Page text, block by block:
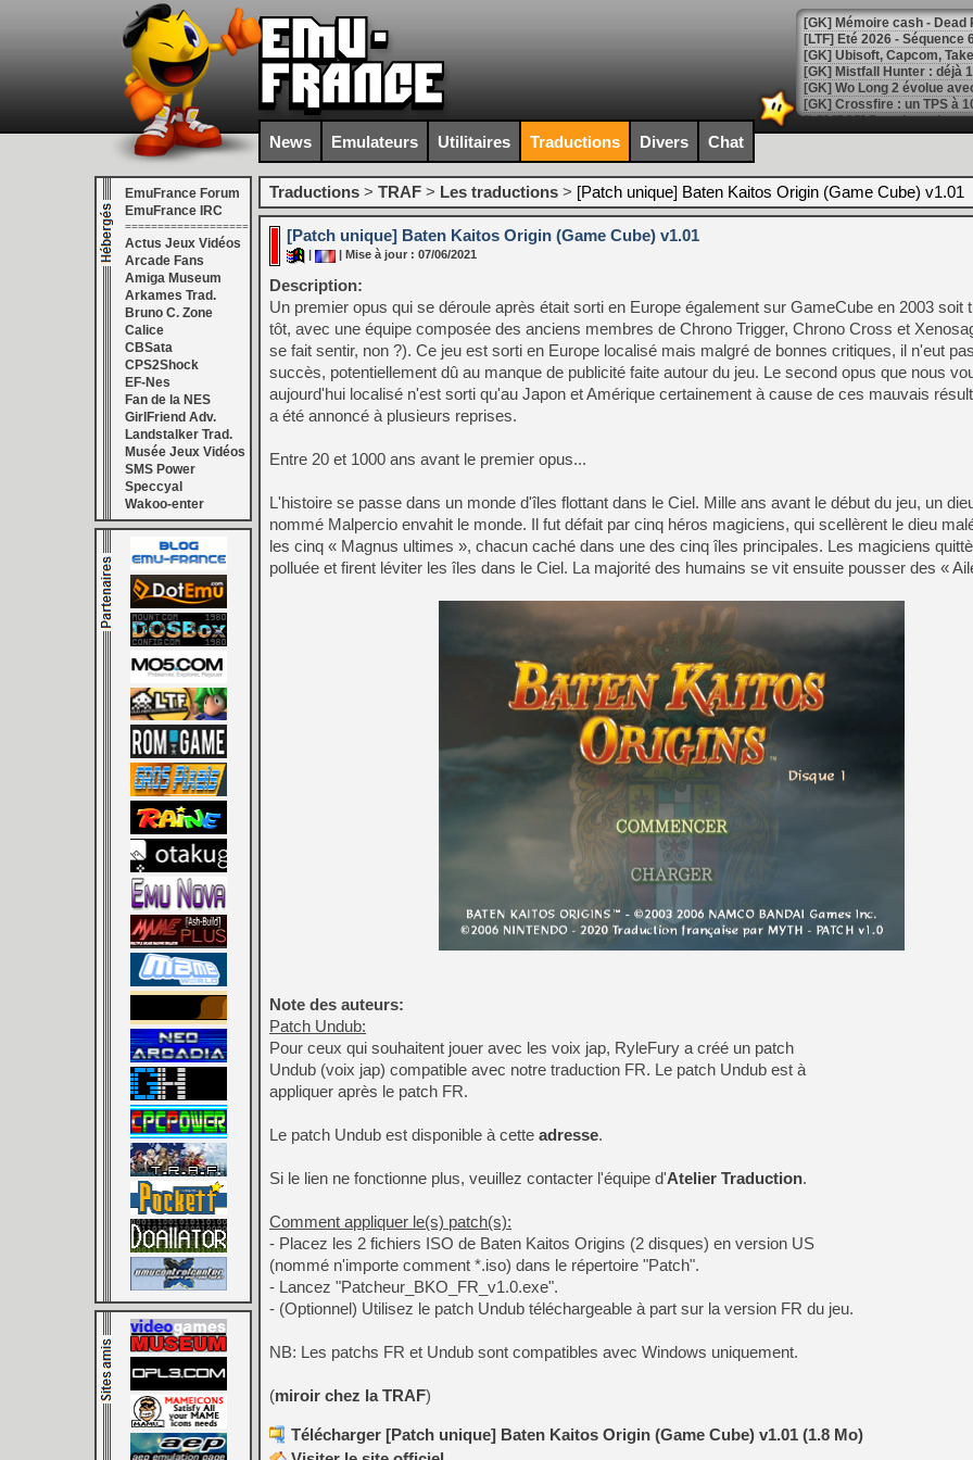
[LTF] Eté 2026 - Séquence
[GK] Mistfall Hunter : déjà
[GK] Wo Long 2 évolue
[GK] Crossfire : un TPS à
[LS] [PS5] Premiers
[Mo5] DOOM arrive en
[GK] Bethesda fête les 30
[GK] Roblox : l'action en
[GK] Agenda - GeForce
[GK] Devolver Digital en a
[LS] [PS5] ps5-y2jb-
[GK] Pourquoi Marvel
[GK] Test : Restory : Chill
[GK] GTA 6 : Rockstar
[GK] Hot Wheels Infinite
[GK] Mémoire cash -
[GK] Résultats Nintendo :
[GK] Déjà des
[Mo5] Brickboy cherche à
[GK] Minecraft et ses «
[GK] Beast of
[GK] Ubisoft : fin de partie
[GK] Mémoire cash -
[GK] Dan Houser (GTA)
[GK] Comment EA Sports
[GK] Crimson Moon : un
[GK] Isle of Reveries : le
[GK] Moonlighter 2 : The
[GK] Capcom relance
[GK] Guillermo del Toro
News Emulateurs Utilitaires Traductions Divers Chat
EmuFrance Forum
EmuFrance IRC
===================
Actus Jeux Vidéos
Arcade Fans
Amiga Museum
Arkames Trad.
Bruno C. Zone
Calice
CBSata
CPS2Shock
EF-Nes
Fan de la NES
GirlFriend Adv.
Landstalker Trad.
Musée Jeux Vidéos
SMS Power
Speccyal
Wakoo-enter
Traductions > TRAF > Les traductions > [Patch unique] Baten Kaitos Origin (Game Cube) v1.01
[Patch unique] Baten Kaitos Origin (Game Cube) v1.01
| Mise à jour : 07/06/2021
Description:
Un premier opus qui se déroule après était sorti en Europe également sur GameCube en 2003 soit
tôt, avec une équipe composée des anciens membres de Chrono Trigger, Chrono Cross et
se fait sentir, non ?). Ce jeu est sorti en Europe localisé mais malgré de bonnes critiques, il n'eut
succès, potentiellement dû au manque de publicité faite autour du jeu. Le second opus que nous
aujourd'hui localisé n'est sorti qu'au Japon et Amérique certainement à cause de ces mauvais
a été annoncé à plusieurs reprises.
Entre 20 et 1000 ans avant le premier opus...
L'histoire se passe dans un monde d'îles flottant dans le Ciel. Mille ans avant le début du jeu, un
nommé Malpercio envahit le monde. Il fut défait par cinq héros magiciens, qui scellèrent le dieu
les cinq « Magnus ultimes », chacun caché dans une des cinq îles principales. Les magiciens
polluée et firent léviter les îles dans le Ciel. La majorité des humains se vit ensuite pousser des «
Note des auteurs:
Patch Undub:
Pour ceux qui souhaitent jouer avec les voix jap, RyleFury a créé un patch
Undub (voix jap) compatible avec notre traduction FR. Le patch Undub est à
appliquer après le patch FR.
Le patch Undub est disponible à cette adresse.
Si le lien ne fonctionne plus, veuillez contacter l'équipe d'Atelier Traduction.
Comment appliquer le(s) patch(s):
- Placez les 2 fichiers ISO de Baten Kaitos Origins (2 disques) en version US
(nommé n'importe comment *.iso) dans le répertoire "Patch".
- Lancez "Patcheur_BKO_FR_v1.0.exe".
- (Optionnel) Utilisez le patch Undub téléchargeable à part sur la version FR du jeu.
NB: Les patchs FR et Undub sont compatibles avec Windows uniquement.
(miroir chez la TRAF)
Télécharger [Patch unique] Baten Kaitos Origin (Game Cube) v1.01 (1.8 Mo)